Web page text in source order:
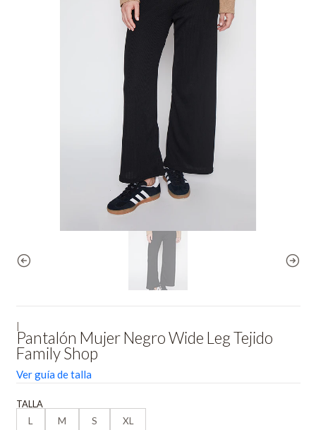
Pantalón Mujer Negro Wide Leg Tejido
Family Shop
Ver guía de talla
TALLA
L
M S XL